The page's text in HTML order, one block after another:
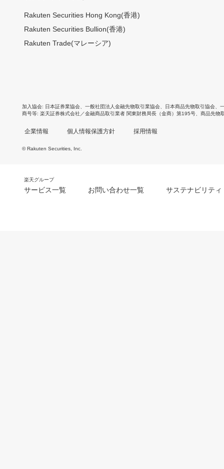
Rakuten Securities Hong Kong(香港)
Rakuten Securities Bullion(香港)
Rakuten Trade(マレーシア)
加入協会 日本証券業協会 一般社団法人金融先物取引業協会 日本商品先物取引協会
商号等 楽天証券株式会社／金融商品取引業者 関東財務局長（金商）第195号、商品先物
企業情報 個人情報保護方針 採用情報
© Rakuten Securities, Inc.
楽天グループ
サービス一覧 お問い合わせ一覧 サステナビリティ